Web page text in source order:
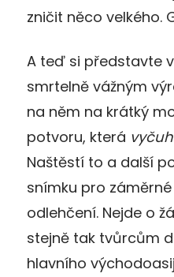
zničit něco velkého.
A teď si představte
smrtelně vážným
na něm na krátký
potvoru, která
Naštěstí to a další
snímku pro
odlehčení. Nejde o
stejně tak tvůrcům
hlavního